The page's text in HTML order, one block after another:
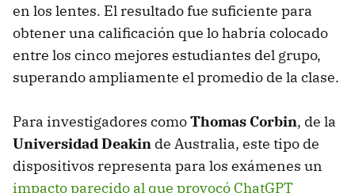
en los lentes. El resultado fue suficiente para
obtener una calificación que lo habría colocado
entre los cinco mejores estudiantes del grupo,
superando ampliamente el promedio de la clase.
Para investigadores comoThomas Corbin, de la
Universidad Deakin de Australia, este tipo de
dispositivos representa para los exámenes un
impacto parecido al que provocó ChatGPT